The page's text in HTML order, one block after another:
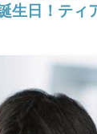
生日！ティ